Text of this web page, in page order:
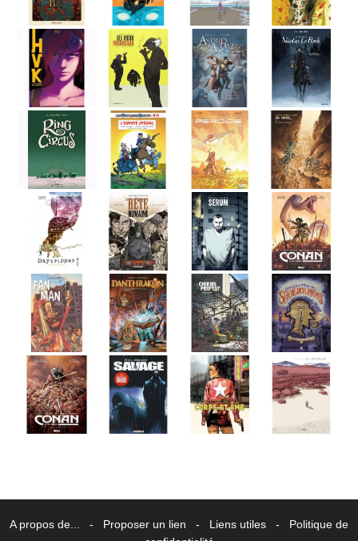
A propos de... - Proposer un lien - Liens utiles - Politique de